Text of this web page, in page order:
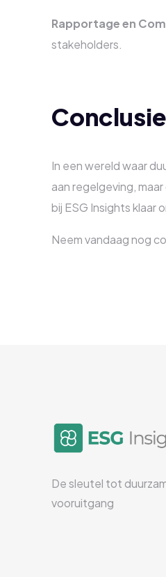
Rapportage en
stakeholders.
Conclusie
In een wereld waar
aan regelgeving,
bij ESG Insights klaar
Neem vandaag nog
De sleutel tot
vooruitgang